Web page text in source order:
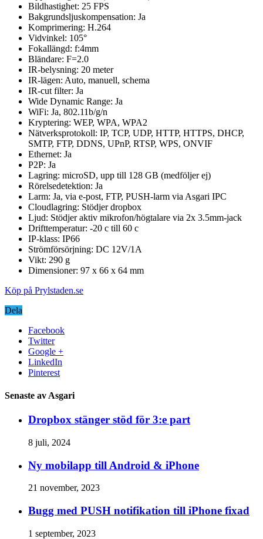
Bildhastighet: 25 FPS
Bakgrundsljuskompensation: Ja
Komprimering: H.264
Vidvinkel: 105°
Fokallängd: f:4mm
Bländare: F=2.0
IR-belysning: 20 meter
IR-lägen: Auto, manuell, schema
IR-cut filter: Ja
Wide Dynamic Range: Ja
WiFi: Ja, 802.11b/g/n
Kryptering: WEP, WPA, WPA2
Nätverksprotokoll: IP, TCP, UDP, HTTP, HTTPS, DHCP,
SMTP, FTP, DDNS, UPnP, RTSP, WPS, ONVIF
Ethernet: Ja
P2P: Ja
Lagring: microSD, upp till 128 GB (medföljer ej)
Rörelsedetektion: Ja
Larm: Ja, via e-post, FTP, PUSH-larm via Asgari IPC
Cloudlagring: Stödjer dropbox
Ljud: Stödjer aktiv mikrofon/högtalare via 2x 3.5mm-jack
Drifttemperatur: -20 c till 60 c
IP-klass: IP66
Strömförsörjning: DC 12V/1A
Vikt: 290 g
Dimensioner: 97 x 66 x 64 mm
Köp på Prylstaden.se
Dela
Facebook
Twitter
Google +
LinkedIn
Pinterest
Senaste av Asgari
Dropbox stänger stöd för 3:e part
8 juli, 2024
Ny mobilapp till Android & iPhone
21 november, 2023
Bugg med PUSH notifikation till iPhone fixad
1 september, 2023